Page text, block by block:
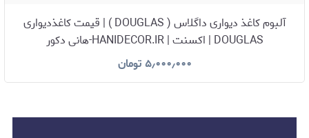
آلبوم کاغذ دیواری داگلاس ( DOUGLAS ) | قیمت کاغذدیواری
DOUGLAS | اکسنت | HANIDECOR.IR-هانی دکور
۵٫۰۰۰٫۰۰۰تومان